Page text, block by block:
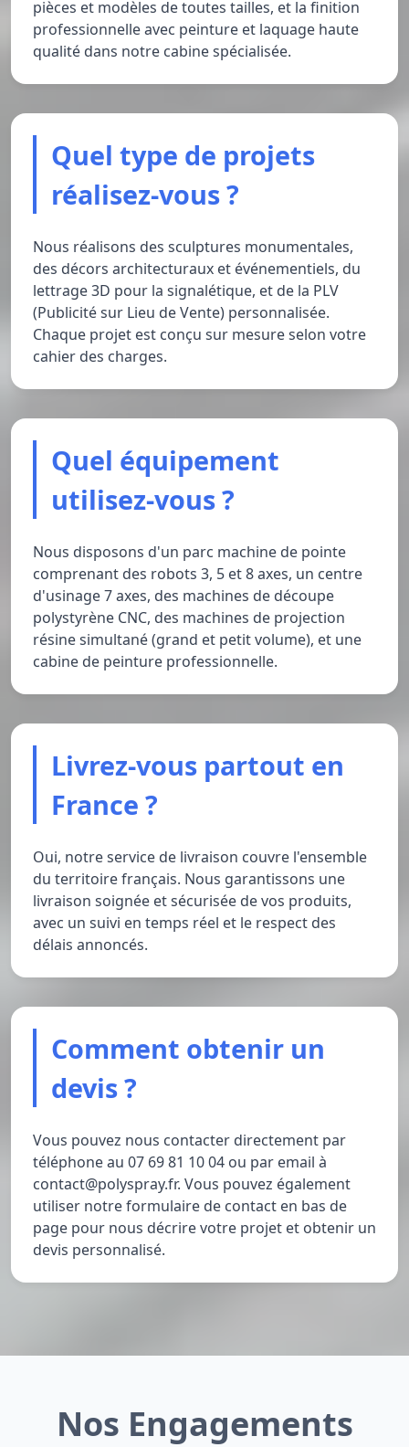
pièces et modèles de toutes tailles, et la finition
professionnelle avec peinture et laquage haute
qualité dans notre cabine spécialisée.
Quel type de projets
réalisez-vous ?
Nous réalisons des sculptures monumentales,
des décors architecturaux et événementiels, du
lettrage 3D pour la signalétique, et de la PLV
(Publicité sur Lieu de Vente) personnalisée.
Chaque projet est conçu sur mesure selon votre
cahier des charges.
Quel équipement
utilisez-vous ?
Nous disposons d'un parc machine de pointe
comprenant des robots 3, 5 et 8 axes, un centre
d'usinage 7 axes, des machines de découpe
polystyrène CNC, des machines de projection
résine simultané (grand et petit volume), et une
cabine de peinture professionnelle.
Livrez-vous partout en
France ?
Oui, notre service de livraison couvre l'ensemble
du territoire français. Nous garantissons une
livraison soignée et sécurisée de vos produits,
avec un suivi en temps réel et le respect des
délais annoncés.
Comment obtenir un
devis ?
Vous pouvez nous contacter directement par
téléphone au 07 69 81 10 04 ou par email à
contact@polyspray.fr. Vous pouvez également
utiliser notre formulaire de contact en bas de
page pour nous décrire votre projet et obtenir un
devis personnalisé.
Nos Engagements